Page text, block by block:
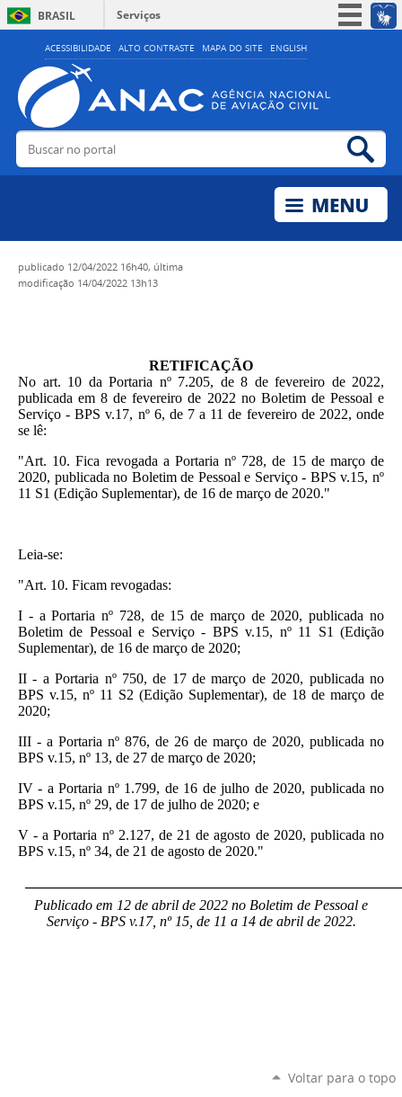
ACESSIBILIDADE ALTO CONTRASTE MAPA DO SITE ENGLISH
BRASIL
Serviços
Simplifique!
Acesso à informação
Legislação
Buscar no portal
publicado 12/04/2022 16h40, última
modificação 14/04/2022 13h13
RETIFICAÇÃO
No art. 10 da Portaria nº 7.205, de 8 de fevereiro de 2022,
publicada em 8 de fevereiro de 2022 no Boletim de Pessoal e
Serviço - BPS v.17, nº 6, de 7 a 11 de fevereiro de 2022, onde
se lê:
"Art. 10. Fica revogada a Portaria nº 728, de 15 de março de
2020, publicada no Boletim de Pessoal e Serviço - BPS v.15, nº
11 S1 (Edição Suplementar), de 16 de março de 2020."
Leia-se:
"Art. 10. Ficam revogadas:
I - a Portaria nº 728, de 15 de março de 2020, publicada no
Boletim de Pessoal e Serviço - BPS v.15, nº 11 S1 (Edição
Suplementar), de 16 de março de 2020;
II - a Portaria nº 750, de 17 de março de 2020, publicada no
BPS v.15, nº 11 S2 (Edição Suplementar), de 18 de março de
2020;
III - a Portaria nº 876, de 26 de março de 2020, publicada no
BPS v.15, nº 13, de 27 de março de 2020;
IV - a Portaria nº 1.799, de 16 de julho de 2020, publicada no
BPS v.15, nº 29, de 17 de julho de 2020; e
V - a Portaria nº 2.127, de 21 de agosto de 2020, publicada no
BPS v.15, nº 34, de 21 de agosto de 2020."
Publicado em 12 de abril de 2022 no Boletim de Pessoal e
Serviço - BPS v.17, nº 15, de 11 a 14 de abril de 2022.
Voltar para o topo